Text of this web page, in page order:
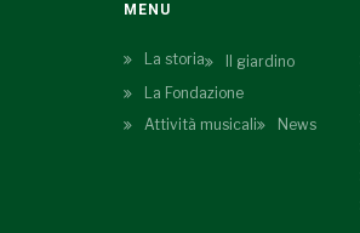
MENU
La storia
Il giardino
La Fondazione
Attività musicali
News